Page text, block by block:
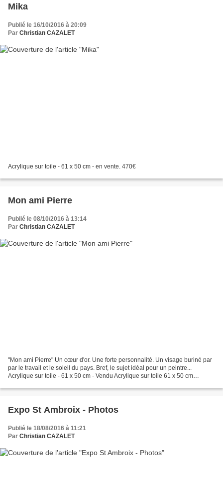
Mika
Publié le 16/10/2016 à 20:09
Par Christian CAZALET
Acrylique sur toile - 61 x 50 cm - en vente. 470€
Mon ami Pierre
Publié le 08/10/2016 à 13:14
Par Christian CAZALET
"Mon ami Pierre" Un cœur d'or. Une forte personnalité. Un visage buriné par
par le travail et le soleil du pays. Bref, le sujet idéal pour un peintre...
Acrylique sur toile - 61 x 50 cm - Vendu Acrylique sur toile 61 x 50 cm
Expo St Ambroix - Photos
Publié le 18/08/2016 à 11:21
Par Christian CAZALET